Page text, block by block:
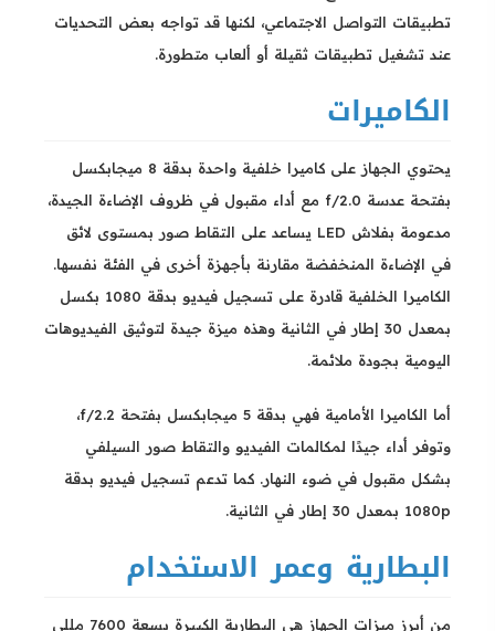
تطبيقات التواصل الاجتماعي، لكنها قد تواجه بعض التحديات
عند تشغيل تطبيقات ثقيلة أو ألعاب متطورة.
الكاميرات
يحتوي الجهاز على كاميرا خلفية واحدة بدقة 8 ميجابكسل
بفتحة عدسة f/2.0 مع أداء مقبول في ظروف الإضاءة الجيدة،
مدعومة بفلاش LED يساعد على التقاط صور بمستوى لائق
في الإضاءة المنخفضة مقارنة بأجهزة أخرى في الفئة نفسها.
الكاميرا الخلفية قادرة على تسجيل فيديو بدقة 1080 بكسل
بمعدل 30 إطار في الثانية وهذه ميزة جيدة لتوثيق الفيديوهات
اليومية بجودة ملائمة.
أما الكاميرا الأمامية فهي بدقة 5 ميجابكسل بفتحة f/2.2،
وتوفر أداء جيدًا لمكالمات الفيديو والتقاط صور السيلفي
بشكل مقبول في ضوء النهار. كما تدعم تسجيل فيديو بدقة
1080p بمعدل 30 إطار في الثانية.
البطارية وعمر الاستخدام
من أبرز ميزات الجهاز هي البطارية الكبيرة بسعة 7600 مللي